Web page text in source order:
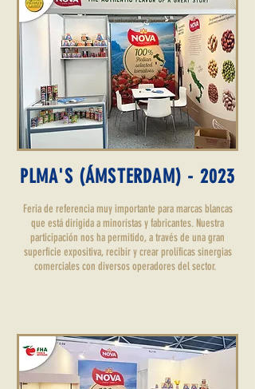
PLMA'S (ÁMSTERDAM) - 2023
Feria de referencia muy importante para marcas blancas
que está dirigida a minoristas y fabricantes. Nuestra
participación nos ha permitido, a través de una gran
superficie expositiva, recibir y crear prolíficas sinergias
comerciales con diversos operadores del sector.